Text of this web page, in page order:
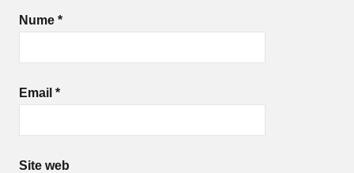
Nume *
Email *
Site web